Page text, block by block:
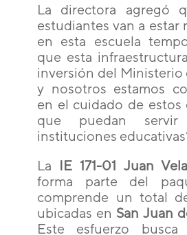
La directora agregó
estudiantes van a estar
en esta escuela
que esta
inversión del Ministerio
y nosotros estamos
en el cuidado de estos
que puedan
instituciones
La IE 171-01 Juan
forma parte del
comprende un total
ubicadas en San Juan
Este esfuerzo